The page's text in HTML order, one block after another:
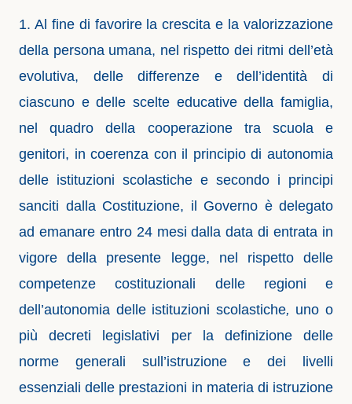
1. Al fine di favorire la crescita e la valorizzazione
della persona umana, nel rispetto dei ritmi dell’età
evolutiva, delle differenze e dell’identità di
ciascuno e delle scelte educative della famiglia,
nel quadro della cooperazione tra scuola e
genitori, in coerenza con il principio di autonomia
delle istituzioni scolastiche e secondo i principi
sanciti dalla Costituzione, il Governo è delegato
ad emanare entro 24 mesi dalla data di entrata in
vigore della presente legge, nel rispetto delle
competenze costituzionali delle regioni e
dell’autonomia delle istituzioni scolastiche, uno o
più decreti legislativi per la definizione delle
norme generali sull’istruzione e dei livelli
essenziali delle prestazioni in materia di istruzione